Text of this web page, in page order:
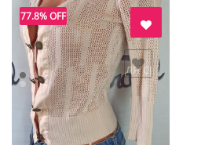
77.8% OFF
в "нравится" для сравнения